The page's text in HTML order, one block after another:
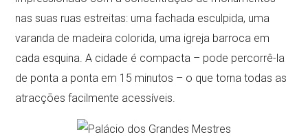
nas suas ruas estreitas: uma fachada esculpida, uma
varanda de madeira colorida, uma igreja barroca em
cada esquina. A cidade é compacta – pode percorrê-la
de ponta a ponta em 15 minutos – o que torna todas as
atracções facilmente acessíveis.